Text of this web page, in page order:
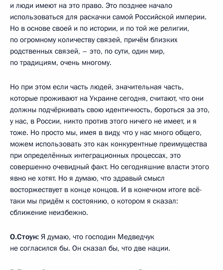
и люди имеют на это право. Это позднее начало
использоваться для раскачки самой Российской империи.
Но в основе своей и по истории, и по той же религии,
по огромному количеству связей, причём близких
родственных связей, – это, по сути, один мир,
по традициям, очень многому.
Но при этом если часть людей, значительная часть,
которые проживают на Украине сегодня, считают, что они
должны подчёркивать свою идентичность, бороться за это,
у нас, в России, никто против этого ничего не имеет, и я
тоже. Но просто мы, имея в виду, что у нас много общего,
можем использовать это как конкурентные преимущества
при определённых интеграционных процессах, это
совершенно очевидный факт. Но сегодняшние власти этого
явно не хотят. Но я думаю, что здравый смысл
восторжествует в конце концов. И в конечном итоге всё-
таки мы придём к состоянию, о котором я сказал:
сближение неизбежно.
О.Стоун: Я думаю, что господин Медведчук
не согласился бы. Он сказал бы, что две нации.